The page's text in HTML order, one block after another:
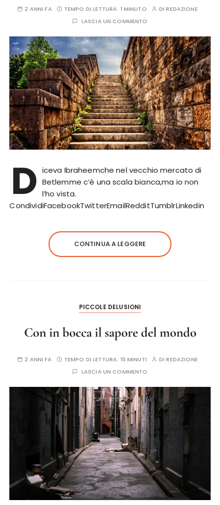
2 ANNI FA TEMPO DI LETTURA: 1 MINUTO DIREDAZIONE
LASCIA UN COMMENTO
D iceva Ibraheemche nel vecchio mercato di
Betlemme c’è una scala bianca,ma io non
l’ho vista.
CondividiFacebookTwitterEmailRedditTumblrLinkedin
CONTINUA A LEGGERE
PICCOLE DELUSIONI
Con in bocca il sapore del mondo
2 ANNI FA TEMPO DI LETTURA: 10 MINUTI DIREDAZIONE
LASCIA UN COMMENTO